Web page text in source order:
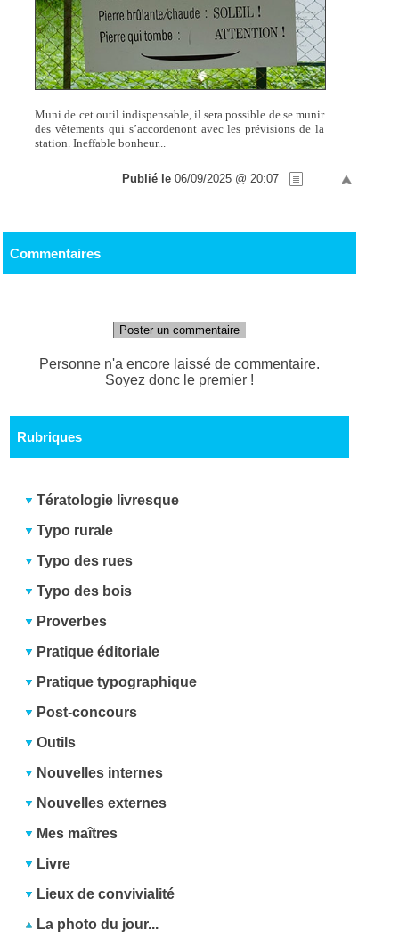
Muni de cet outil indispensable, il sera possible de se munir
des vêtements qui s’accordenont avec les prévisions de la
station. Ineffable bonheur...
Publié le 06/09/2025 @ 20:07
Commentaires
Poster un commentaire
Personne n'a encore laissé de commentaire.
Soyez donc le premier !
Rubriques
Tératologie livresque
Typo rurale
Typo des rues
Typo des bois
Proverbes
Pratique éditoriale
Pratique typographique
Post-concours
Outils
Nouvelles internes
Nouvelles externes
Mes maîtres
Livre
Lieux de convivialité
La photo du jour...